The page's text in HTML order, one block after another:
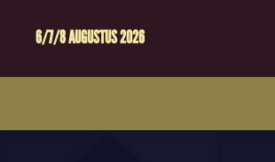
6/7/8 AUGUSTUS 2026